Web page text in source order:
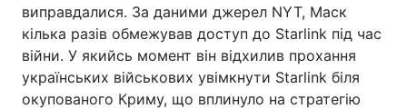
виправдалися. За даними джерел NYT, Маск
кілька разів обмежував доступ до Starlink під час
війни. У якийсь момент він відхилив прохання
українських військових увімкнути Starlink біля
окупованого Криму, що вплинуло на стратегію